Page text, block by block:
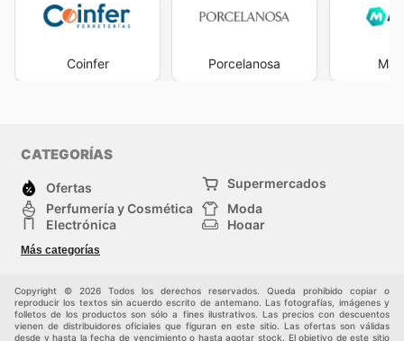
Coinfer Porcelanosa
CATEGORÍAS
Ofertas
Supermercados
Perfumería y Cosmética
Moda
Electrónica
Hogar
Deporte
Juguetes y bebés
Más categorías
Copyright © 2026 Todos los derechos reservados. Queda prohibido copiar o
reproducir los textos sin acuerdo escrito de antemano. Las fotografías, imágenes y
folletos de los productos son sólo a fines ilustrativos. Las precios con descuentos
vienen de distribuidores oficiales que figuran en este sitio. Las ofertas son válidas
desde y hasta la fecha de vencimiento o hasta agotar stock. El objetivo de este sitio